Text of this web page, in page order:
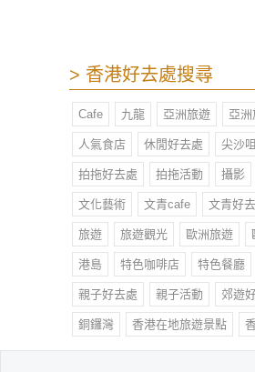
> 香港好去處搜尋
Cafe 九龍 亞洲旅遊 亞
人氣食店 休閒好去處 尖沙咀
拍拖好去處 拍拖活動 攝影
文化藝術 文青cafe 文青好
旅遊 旅遊觀光 歐洲旅遊
港島 特色咖啡店 特色餐廳
親子好去處 親子活動 郊遊
銅鑼灣 香港在地旅遊景點